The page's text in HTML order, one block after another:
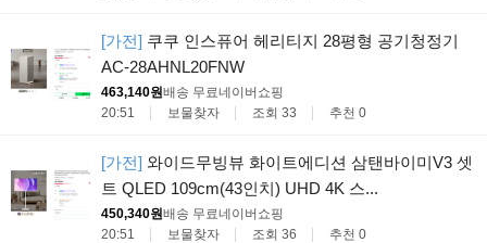
[가전] 쿠쿠 인스퓨어 헤리티지 28평형 공기청정기
AC-28AHNL20FNW
463,140원배송 무료네이버쇼핑
20:51
보물찾자 조회 33 추천 0
[가전] 와이드무빙뷰 화이트에디션 삼탠바이미V3 셋
트 QLED 109cm(43인치) UHD 4K 스...
450,340원배송 무료네이버쇼핑
20:51
보물찾자 조회 36 추천 0